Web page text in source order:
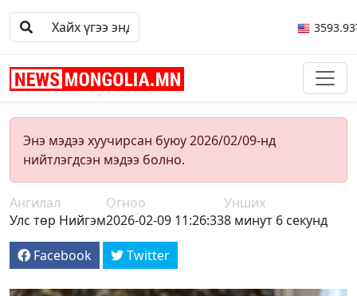
Энэ мэдээ хуучирсан буюу 2026/02/09-нд
нийтлэгдсэн мэдээ болно.
Ангилал
Улс төр Нийгэм
Огноо
2026-02-09 11:26:33
Унших
8 минут 6 секунд
Facebook
Twitter